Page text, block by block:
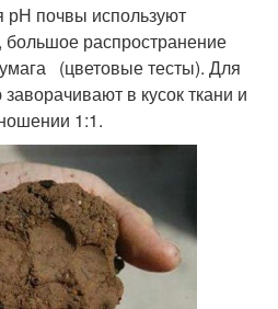
рН почвы используют
большое распространение
(цветовые тесты). Для
в кусок ткани и
1:1.